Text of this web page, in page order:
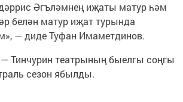
Әгъләмнең иҗаты матур һәм
белән матур иҗат турында
— диде Туфан Имаметдинов.
Тинчурин театрының быелгы соңгы
сезон ябылды.